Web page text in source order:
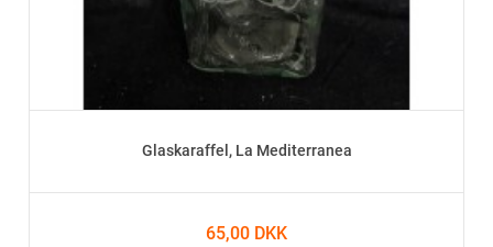
Glaskaraffel, La Mediterranea
65,00 DKK